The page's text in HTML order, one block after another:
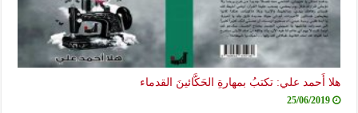
هلا أَحمد علي: تكتبُ بمهارةِ الحَكَّائينَ القدماء
25/06/2019